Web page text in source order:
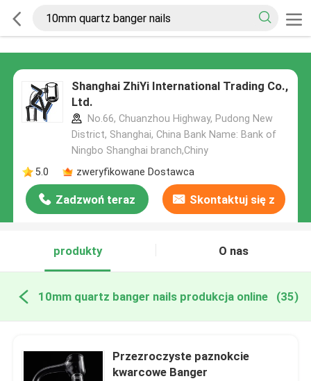
Shanghai ZhiYi International Trading Co.,
Ltd.
No.66, Chuanzhou Highway, Pudong New
District, Shanghai, China Bank Name: Bank of
Ningbo Shanghai branch,Chiny
5.0
zweryfikowane Dostawca
Zadzwoń teraz Skontaktuj się z
produkty
O nas
10mm quartz banger nails produkcja online (35)
Przezroczyste paznokcie
kwarcowe Banger